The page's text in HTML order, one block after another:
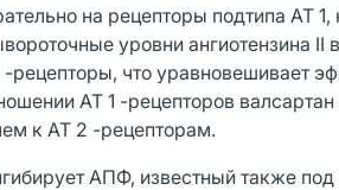
на рецепторы подтипа AT
уровни ангиотензина II
рецепторы, что уравновешивает
AT 1 -рецепторов
к AT 2 -рецепторам.
АПФ, известный также